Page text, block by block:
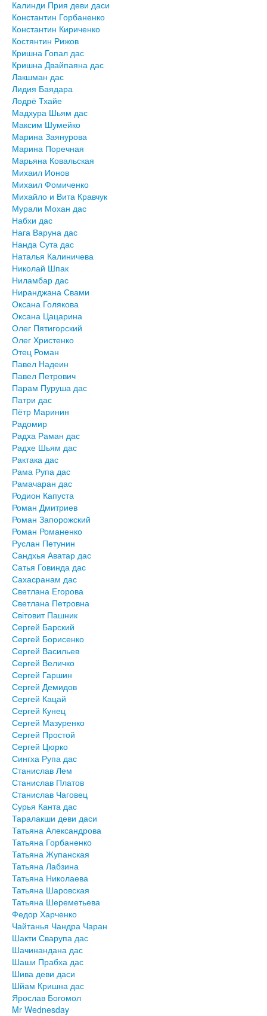
Калинди Прия деви даси
Константин Горбаненко
Константин Кириченко
Костянтин Рижов
Кришна Гопал дас
Кришна Двайпаяна дас
Лакшман дас
Лидия Баядара
Лодрё Тхайе
Мадхура Шьям дас
Максим Шумейко
Марина Заянурова
Марина Поречная
Марьяна Ковальская
Михаил Ионов
Михаил Фомиченко
Михайло и Вита Кравчук
Мурали Мохан дас
Набхи дас
Нага Варуна дас
Нанда Сута дас
Наталья Калиничева
Николай Шпак
Ниламбар дас
Ниранджана Свами
Оксана Голякова
Оксана Цацарина
Олег Пятигорский
Олег Христенко
Отец Роман
Павел Надеин
Павел Петрович
Парам Пуруша дас
Патри дас
Пётр Маринин
Радомир
Радха Раман дас
Радхе Шьям дас
Рактака дас
Рама Рупа дас
Рамачаран дас
Родион Капуста
Роман Дмитриев
Роман Запорожский
Роман Романенко
Руслан Петунин
Сандхья Аватар дас
Сатья Говинда дас
Сахасранам дас
Светлана Егорова
Светлана Петровна
Світовит Пашник
Сергей Барский
Сергей Борисенко
Сергей Васильев
Сергей Величко
Сергей Гаршин
Сергей Демидов
Сергей Кацай
Сергей Кунец
Сергей Мазуренко
Сергей Простой
Сергей Цюрко
Сингха Рупа дас
Станислав Лем
Станислав Платов
Станислав Чаговец
Сурья Канта дас
Таралакши деви даси
Татьяна Александрова
Татьяна Горбаненко
Татьяна Жупанская
Татьяна Лабзина
Татьяна Николаева
Татьяна Шаровская
Татьяна Шереметьева
Федор Харченко
Чайтанья Чандра Чаран
Шакти Сварупа дас
Шачинандана дас
Шаши Прабха дас
Шива деви даси
Шйам Кришна дас
Ярослав Богомол
Mr Wednesday